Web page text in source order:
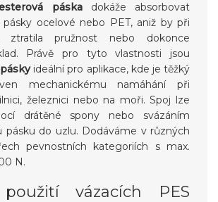
páskadokáže absorbovat
ocelové nebo PET, aniž by při
ztratila pružnost nebo dokonce
Právě pro tyto vlastnosti jsou
ideální pro aplikace, kde je těžký
mechanickému namáhání při
železnici nebo na moři. Spoj lze
drátěné spony nebo svázáním
pásku do uzlu. Dodáváme v různých
pevnostních kategoriích s max.
N.
vázacích PES